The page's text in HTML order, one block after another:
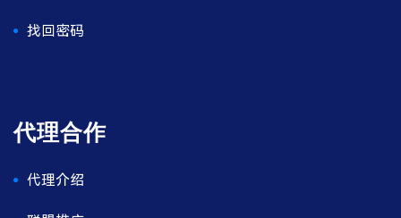
找回密码
代理合作
代理介绍